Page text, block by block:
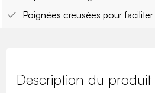
Poignées creusées pour faciliter
Description du produit